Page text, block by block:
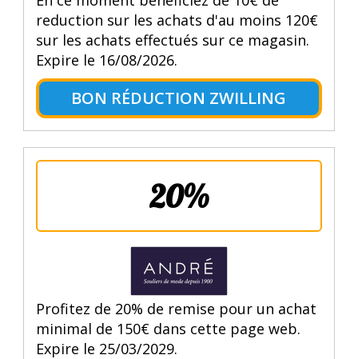
reduction sur les achats d'au moins 120€
sur les achats effectués sur ce magasin.
Expire le 16/08/2026.
BON RÉDUCTION ZWILLING
20%
Profitez de 20% de remise pour un achat
minimal de 150€ dans cette page web.
Expire le 25/03/2029.